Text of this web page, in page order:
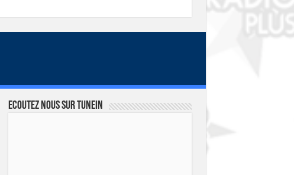
Ecoutez nous sur TuneIn